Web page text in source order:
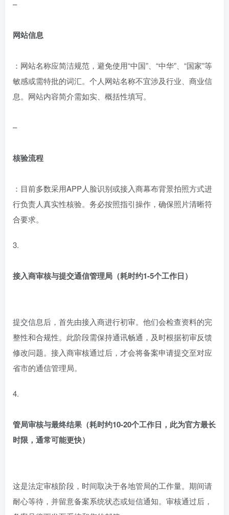
–
网站信息
：网站名称应简洁规范，避免使用“中国”、“中华”、“国家”等
敏感或需特批的词汇。个人网站名称不宜涉及行业、商业信
息。网站内容简介需如实、概括性填写。
–
核验流程
：目前多数采用APP人脸识别或接入商幕布背景拍照方式进
行负责人真实性核验。务必按照指引操作，确保照片清晰符
合要求。
3.
接入商审核与提交通信管理局（耗时约1-5个工作日）
提交信息后，首先由接入商进行初审。他们会检查资料的完
整性和合规性。此阶段需保持通讯畅通，及时根据初审反馈
修改问题。接入商审核通过后，才会将备案申请提交至对应
省市的通信管理局。
4.
管局审核与最终结果（耗时约10-20个工作日，此为官方最长
时限，通常可能更快）
这是法定审核阶段，时间取决于各地管局的工作量。期间请
耐心等待，并留意备案系统状态或短信通知。审核通过后，